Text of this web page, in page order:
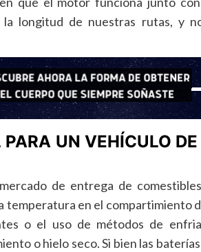
longitud de nuestras rutas, y
UN VEHÍCULO
de entrega de
temperatura en el compartimiento
o el uso de métodos de
o hielo seco. Si bien las